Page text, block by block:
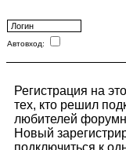
Автовход:
Регистрация на
тех, кто решил
любителей
Новый
подключиться к